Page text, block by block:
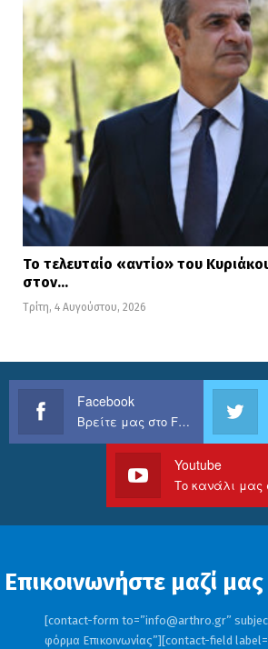
Το τελευταίο «αντίο» του
στον…
Τρίτη, 4 Αυγούστου, 2026
Facebook
Βρείτε μας στο Facebook
Youtube
Επικοινωνήστε μαζί μας
[contact-form to=”info@arthro.gr”
φόρμα Επικοινωνίας”][contact-field